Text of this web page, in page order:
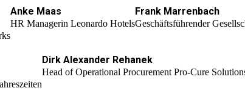
Anke Maas
HR Managerin Leonardo Hotels
Frank Marrenbach
Geschäftsführender
Dirk Alexander Rehanek
Head of Operational Procurement Pro-Cure